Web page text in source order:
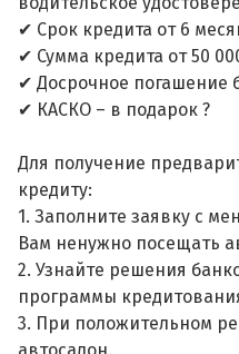
✔ Срок кредита от 6
✔ Сумма кредита от 50
✔ Досрочное погашение
✔ КАСКО – в подарок ?
Для получение
кредиту:
1. Заполните заявку с
Вам ненужно посещать
2. Узнайте решения
программы
3. При положительном